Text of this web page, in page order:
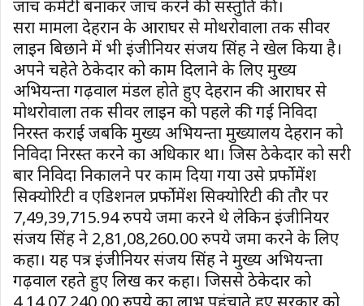
जांच कमेटी बनाकर जांच करने की संस्तुति की।
दूसरा मामला देहरादून के आराघर से मोथरोवाला तक सीवर
लाइन बिछाने में भी इंजीनियर संजय सिंह ने खेल किया है।
अपने चहेते ठेकेदार को काम दिलाने के लिए मुख्य
अभियन्ता गढ़वाल मंडल होते हुए देहरादून की आराघर से
मोथरोवाला तक सीवर लाइन को पहले की गई निविदा
निरस्त कराई जबकि मुख्य अभियन्ता मुख्यालय देहरादून को
निविदा निरस्त करने का अधिकार था। जिस ठेकेदार को दूसरी
बार निविदा निकालने पर काम दिया गया उसे प्रर्फोमेंश
सिक्योरिटी व एडिशनल प्रर्फोमेंश सिक्योरिटी की तौर पर
7,49,39,715.94 रुपये जमा करने थे लेकिन इंजीनियर
संजय सिंह ने 2,81,08,260.00 रुपये जमा करने के लिए
कहा। यह पत्र इंजीनियर संजय सिंह ने मुख्य अभियन्ता
गढ़वाल रहते हुए लिख कर कहा। जिससे ठेकेदार को
4,14,07,240,00 रुपये का लाभ पहुंचाते हुए सरकार को